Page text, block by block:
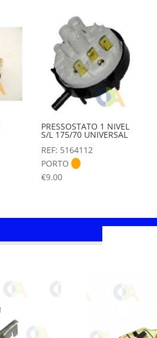
PRESSOSTATO 1 NIVEL
S/L 175/70 UNIVERSAL
REF: 5164112
PORTO
€9.00